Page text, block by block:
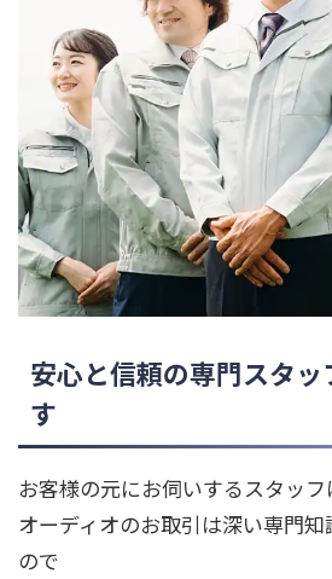
安心と信頼の専門スタッ
す
お客様の元にお伺いするスタッフ
オーディオのお取引は深い専門
ので